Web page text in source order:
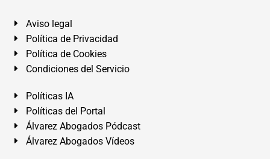
Aviso legal
Política de Privacidad
Política de Cookies
Condiciones del Servicio
Políticas IA
Políticas del Portal
Álvarez Abogados Pódcast
Álvarez Abogados Vídeos